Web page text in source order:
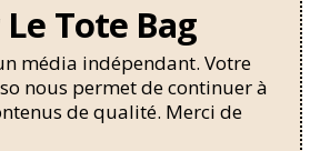
Tote Bag
média indépendant. Votre
nous permet de continuer à
de qualité. Merci de